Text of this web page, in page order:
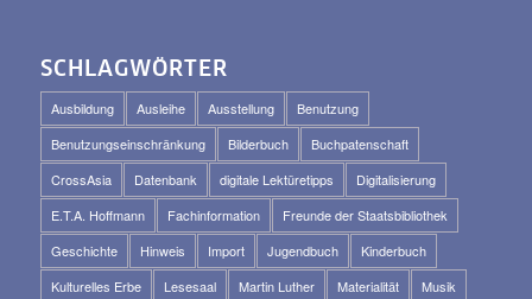
SCHLAGWÖRTER
Ausbildung Ausleihe Ausstellung
Benutzung
Benutzungseinschränkung
Bilderbuch
Buchpatenschaft
CrossAsia
Datenbank digitale Lektüretipps
Digitalisierung
E.T.A. Hoffmann
Fachinformation
Freunde der Staatsbibliothek
Geschichte
Hinweis Import Jugendbuch
Kinderbuch
Kulturelles Erbe
Lesesaal Martin Luther Materialität
Musik